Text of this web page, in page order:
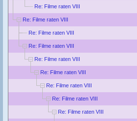
Re: Filme raten VIII
Re: Filme raten VIII
Re: Filme raten VIII
Re: Filme raten VIII
Re: Filme raten VIII
Re: Filme raten VIII
Re: Filme raten VIII
Re: Filme raten VIII
Re: Filme raten VIII